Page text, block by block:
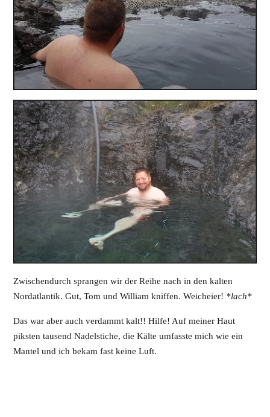
Zwischendurch sprangen wir der Reihe nach in den kalten
Nordatlantik. Gut, Tom und William kniffen. Weicheier! *lach*
Das war aber auch verdammt kalt!! Hilfe! Auf meiner Haut
piksten tausend Nadelstiche, die Kälte umfasste mich wie ein
Mantel und ich bekam fast keine Luft.